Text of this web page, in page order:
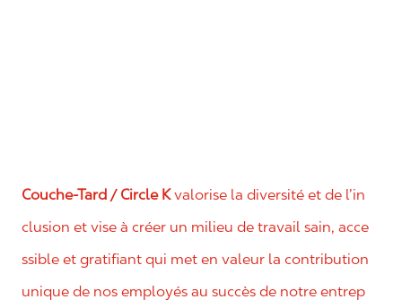
Couche-Tard / Circle Kvalorise la diversité et de l’in
clusion et vise à créer un milieu de travail sain, acce
ssible et gratifiant qui met en valeur la contribution
unique de nos employés au succès de notre entrep